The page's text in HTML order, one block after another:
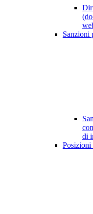
Sanzioni
di
Posizioni